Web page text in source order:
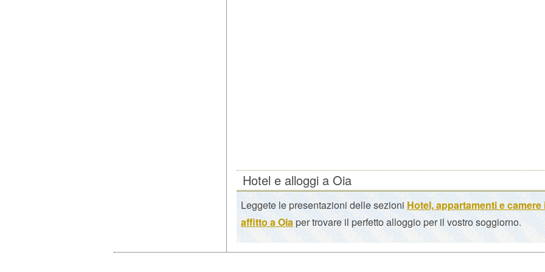
Hotel e alloggi a Oia
Leggete le presentazioni delle sezioni Hotel, appartamenti e camere
affitto a Oiaper trovare il perfetto alloggio per il vostro soggiorno.